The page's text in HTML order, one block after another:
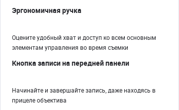
Эргономичная ручка
Оцените удобный хват и доступ ко всем основным
элементам управления во время съемки
Кнопка записи на передней панели
Начинайте и завершайте запись, даже находясь в
прицеле объектива